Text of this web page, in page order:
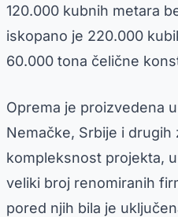
120.000 kubnih metara
iskopano je 220.000
60.000 tona čelične
Oprema je proizvedena
Nemačke, Srbije i drugih
kompleksnost projekta,
veliki broj renomiranih
pored njih bila je